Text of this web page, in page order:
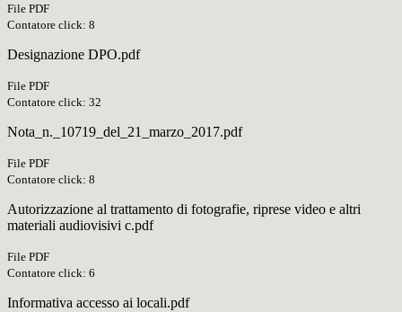
File PDF
Contatore click: 8
Designazione DPO.pdf
File PDF
Contatore click: 32
Nota_n._10719_del_21_marzo_2017.pdf
File PDF
Contatore click: 8
Autorizzazione al trattamento di fotografie, riprese video e altri
materiali audiovisivi c.pdf
File PDF
Contatore click: 6
Informativa accesso ai locali.pdf